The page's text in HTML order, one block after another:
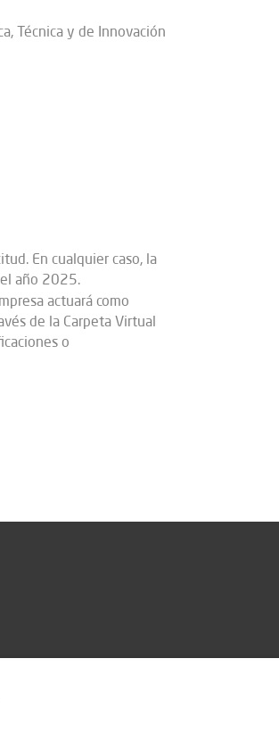
Técnica y de Innovación
En cualquier caso, la
año 2025.
actuará como
de la Carpeta Virtual
o